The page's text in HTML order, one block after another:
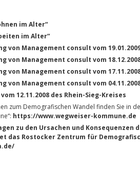
im Alter“
im Alter“
von Management consult vom
von Management consult vom
von Management consult vom
von Management consult vom
12.11.2008 des Rhein-Sieg-Kreises
zum Demografischen Wandel finden Sie in
https://www.wegweiser-kommune.de
zu den Ursachen und Konsequenzen
das Rostocker Zentrum für